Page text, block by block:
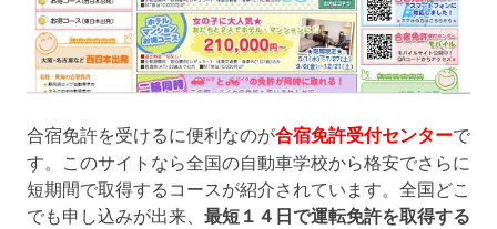
合宿免許を受けるに便利なのが合宿免許受付センターで
す。このサイトなら全国の自動車学校から格安でさらに
短期間で取得するコースが紹介されています。全国どこ
でも申し込みが出来、 最短１４日で運転免許を取得する